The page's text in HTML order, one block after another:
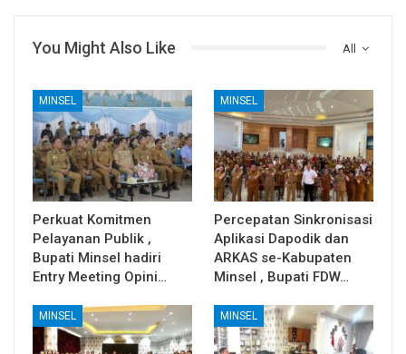
All
You Might Also Like
MINSEL
Perkuat Komitmen
Pelayanan Publik ,
Bupati Minsel hadiri
Entry Meeting Opini…
MINSEL
Percepatan Sinkronisasi
Aplikasi Dapodik dan
ARKAS se-Kabupaten
Minsel , Bupati FDW…
MINSEL MINSEL